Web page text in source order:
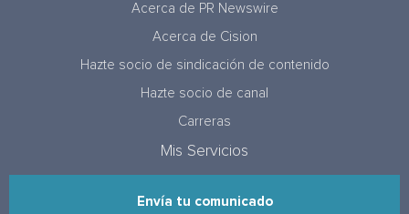
Acerca de PR Newswire
Acerca de Cision
Hazte socio de sindicación de contenido
Hazte socio de canal
Carreras
Mis Servicios
Envía tu comunicado